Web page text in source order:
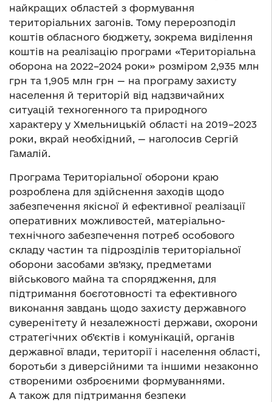
найкращих областей з формування
територіальних загонів. Тому перерозподіл
коштів обласного бюджету, зокрема виділення
коштів на реалізацію програми «Територіальна
оборона на 2022–2024 роки» розміром 2,935 млн
грн та 1,905 млн грн — на програму захисту
населення й територій від надзвичайних
ситуацій техногенного та природного
характеру у Хмельницькій області на 2019–2023
роки, вкрай необхідний, — наголосив Сергій
Гамалій.
Програма Територіальної оборони краю
розроблена для здійснення заходів щодо
забезпечення якісної й ефективної реалізації
оперативних можливостей, матеріально-
технічного забезпечення потреб особового
складу частин та підрозділів територіальної
оборони засобами зв’язку, предметами
військового майна та спорядження, для
підтримання боєготовності та ефективного
виконання завдань щодо захисту державного
суверенітету й незалежності держави, охорони
стратегічних об’єктів і комунікацій, органів
державної влади, території і населення області,
боротьби з диверсійними та іншими незаконно
створеними озброєними формуваннями.
А також для підтримання безпеки